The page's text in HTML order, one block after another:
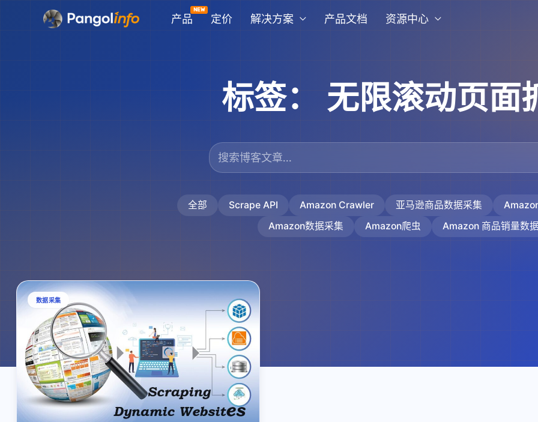
产品 定价 解决方案 产品文档 资源中心
标签： 无限滚动页面
全部 Scrape API Amazon Crawler 亚马逊商品数据采集
Amazon数据采集
Amazon爬虫 Amazon 商品销量数
数据采集